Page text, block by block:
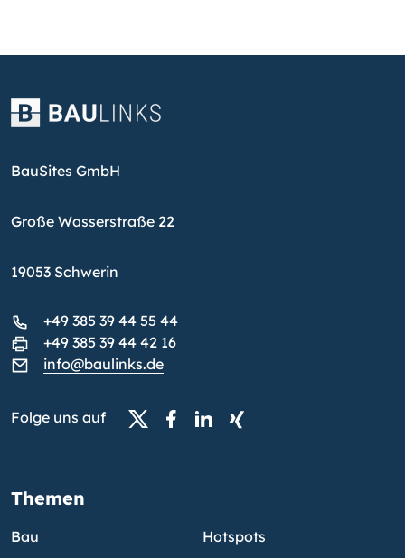
BauSites GmbH
Große Wasserstraße 22
19053 Schwerin
+49 385 39 44 55 44
+49 385 39 44 42 16
info@baulinks.de
Folge uns auf
Themen
Bau
Hotspots